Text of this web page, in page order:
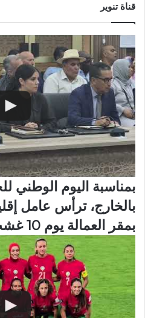
قناة تنوير
بمناسبة اليوم الوطني
بالخارج، ترأس عامل
بمقر العمالة يوم 10 غشت.